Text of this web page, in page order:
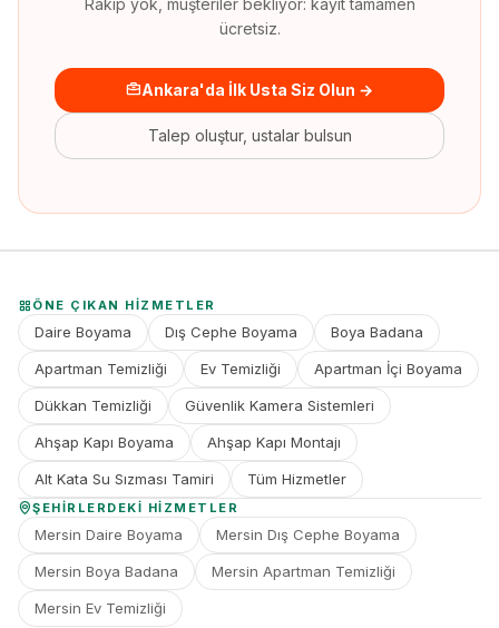
Rakip yok, müşteriler bekliyor: kayıt tamamen
ücretsiz.
Ankara'da İlk Usta Siz Olun →
Talep oluştur, ustalar bulsun
ÖNE ÇIKAN HIZMETLER
Daire Boyama Dış Cephe Boyama Boya Badana
Apartman Temizliği Ev Temizliği Apartman İçi Boyama
Dükkan Temizliği Güvenlik Kamera Sistemleri
Ahşap Kapı Boyama Ahşap Kapı Montajı
Alt Kata Su Sızması Tamiri Tüm Hizmetler
ŞEHIRLERDEKI HIZMETLER
Mersin Daire Boyama Mersin Dış Cephe Boyama
Mersin Boya Badana Mersin Apartman Temizliği
Mersin Ev Temizliği